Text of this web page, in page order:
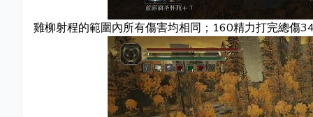
雞柳射程的範圍內所有傷害均相同；160精力打完總傷